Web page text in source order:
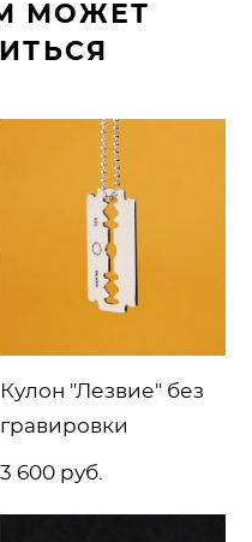
МОЖЕТ
Кулон "Лезвие" без
гравировки
3 600 pуб.